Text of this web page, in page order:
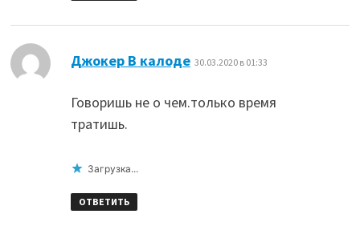
Джокер В калоде: 30.03.2020 в 01:33
Говоришь не о чем.только время
тратишь.
Загрузка...
ОТВЕТИТЬ